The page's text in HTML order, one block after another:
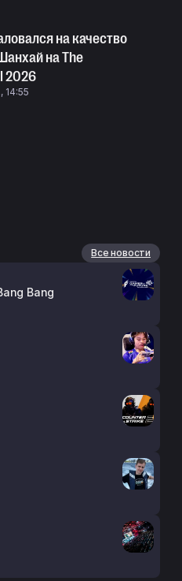
на качество
на The
2026
14:55
Все новости
Bang